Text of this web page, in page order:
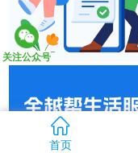
关注公众号
首页